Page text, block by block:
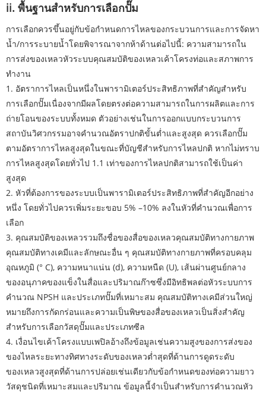
ii. พื้นฐานสำหรับการเลือกปั๊ม
การเลือกควรขึ้นอยู่กับข้อกำหนดการไหลของกระบวนการและการจัดหา
น้ำ/การระบายน้ำโดยพิจารณาจากห้าด้านต่อไปนี้: ความสามารถใน
การส่งของเหลวหัวระบบคุณสมบัติของเหลวเค้าโครงท่อและสภาพการ
ทำงาน
1. อัตราการไหลเป็นหนึ่งในพารามิเตอร์ประสิทธิภาพที่สำคัญสำหรับ
การเลือกปั๊มเนื่องจากมีผลโดยตรงต่อความสามารถในการผลิตและการ
ถ่ายโอนของระบบทั้งหมด ตัวอย่างเช่นในการออกแบบกระบวนการ
สถาบันวิศวกรรมอาจคำนวณอัตราปกติขั้นต่ำและสูงสุด ควรเลือกปั๊ม
ตามอัตราการไหลสูงสุดในขณะที่บัญชีสำหรับการไหลปกติ หากไม่ทราบ
การไหลสูงสุดโดยทั่วไป 1.1 เท่าของการไหลปกติสามารถใช้เป็นค่า
สูงสุด
2. หัวที่ต้องการของระบบเป็นพารามิเตอร์ประสิทธิภาพที่สำคัญอีกอย่าง
หนึ่ง โดยทั่วไปควรเพิ่มระยะขอบ 5% –10% ลงในหัวที่คำนวณเพื่อการ
เลือก
3. คุณสมบัติของเหลวรวมถึงชื่อของสื่อของเหลวคุณสมบัติทางกายภาพ
คุณสมบัติทางเคมีและลักษณะอื่น ๆ คุณสมบัติทางกายภาพที่ครอบคลุม
อุณหภูมิ (° C), ความหนาแน่น (d), ความหนืด (U), เส้นผ่านศูนย์กลาง
ของอนุภาคของแข็งในสื่อและปริมาณก๊าซซึ่งมีอิทธิพลต่อหัวระบบการ
คำนวณ NPSH และประเภทปั๊มที่เหมาะสม คุณสมบัติทางเคมีส่วนใหญ่
หมายถึงการกัดกร่อนและความเป็นพิษของสื่อของเหลวเป็นสิ่งสำคัญ
สำหรับการเลือกวัสดุปั๊มและประเภทซีล
4. เงื่อนไขเค้าโครงแบบเพปิลอ้างถึงข้อมูลเช่นความสูงของการส่งของ
ของไหลระยะทางทิศทางระดับของเหลวต่ำสุดที่ด้านการดูดระดับ
ของเหลวสูงสุดที่ด้านการปล่อยเช่นเดียวกับข้อกำหนดของท่อความยาว
วัสดุชนิดที่เหมาะสมและปริมาณ ข้อมูลนี้จำเป็นสำหรับการคำนวณหัว